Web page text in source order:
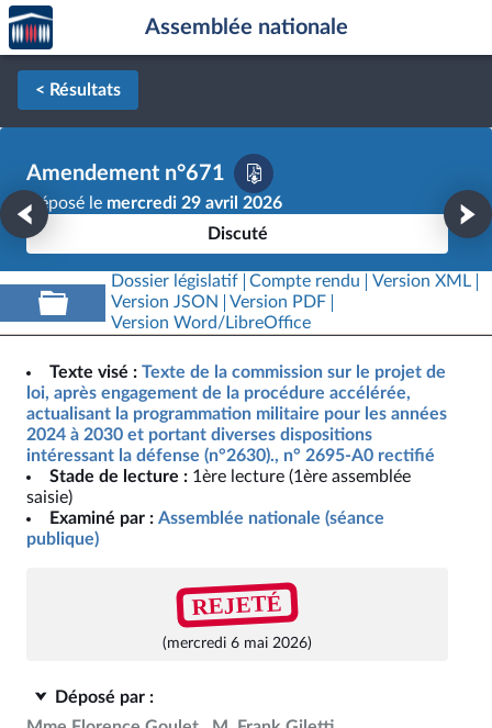
Aller au contenu
Aller en bas de la page
Accèder
à la
page
d'accueil
Assemblée nationale
< Résultats
Amendement n°671
Déposé le mercredi 29 avril 2026
Discuté
Dossier législatif Compte rendu
Version XML
Version JSON
Version PDF
Version Word/LibreOffice
Texte visé : Texte de la commission sur le projet de
loi, après engagement de la procédure accélérée,
actualisant la programmation militaire pour les années
2024 à 2030 et portant diverses dispositions
intéressant la défense (n°2630)., n° 2695-A0 rectifié
Stade de lecture : 1ère lecture (1ère assemblée
saisie)
Examiné par : Assemblée nationale (séance
publique)
REJETÉ
(mercredi 6 mai 2026)
Déposé par :